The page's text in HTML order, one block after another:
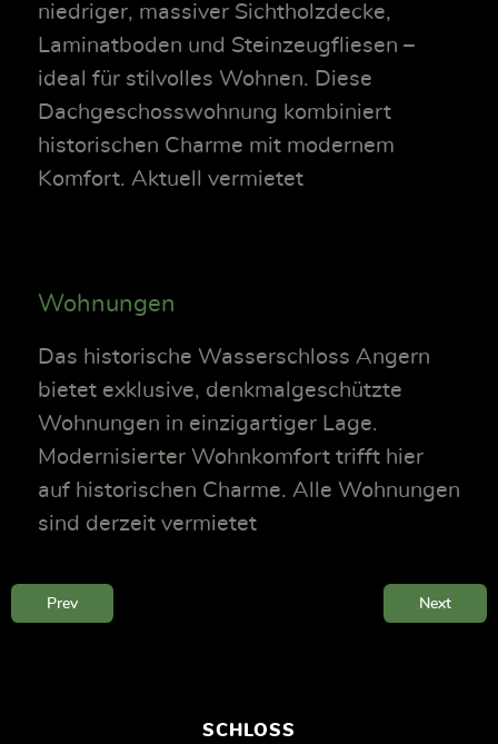
niedriger, massiver Sichtholzdecke,
Laminatboden und Steinzeugfliesen –
ideal für stilvolles Wohnen. Diese
Dachgeschosswohnung kombiniert
historischen Charme mit modernem
Komfort. Aktuell vermietet
Wohnungen
Das historische Wasserschloss Angern
bietet exklusive, denkmalgeschützte
Wohnungen in einzigartiger Lage.
Modernisierter Wohnkomfort trifft hier
auf historischen Charme. Alle Wohnungen
sind derzeit vermietet
Prev Next
SCHLOSS